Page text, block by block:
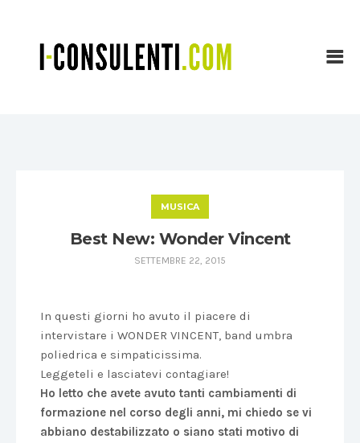
MUSICA
Best New: Wonder Vincent
SETTEMBRE 22, 2015
In questi giorni ho avuto il piacere di
intervistare i WONDER VINCENT, band umbra
poliedrica e simpaticissima.
Leggeteli e lasciatevi contagiare!
Ho letto che avete avuto tanti cambiamenti di
formazione nel corso degli anni, mi chiedo se vi
abbiano destabilizzato o siano stati motivo di